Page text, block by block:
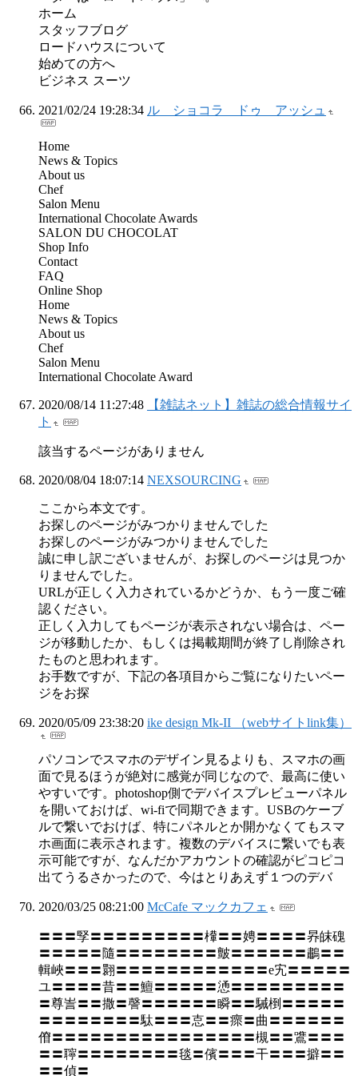
ホーム
スタッフブログ
ロードハウスについて
始めての方へ
ビジネス スーツ
2021/02/24 19:28:34 ル ショコラ ドゥ アッシュ
Home
News & Topics
About us
Chef
Salon Menu
International Chocolate Awards
SALON DU CHOCOLAT
Shop Info
Contact
FAQ
Online Shop
Home
News & Topics
About us
Chef
Salon Menu
International Chocolate Award
2020/08/14 11:27:48
【雑誌ネット】雑誌の総合情報サイ
ト
該当するページがありません
2020/08/04 18:07:14 NEXSOURCING
ここから本文です。
お探しのページがみつかりませんでした
お探しのページがみつかりませんでした
誠に申し訳ございませんが、お探しのページは見つか
りませんでした。
URLが正しく入力されているかどうか、もう一度ご確
認ください。
正しく入力してもページが表示されない場合は、ペー
ジが移動したか、もしくは掲載期間が終了し削除され
たものと思われます。
お手数ですが、下記の各項目からご覧になりたいペー
ジをお探
2020/05/09 23:38:20 ike design Mk-II （webサイトlink集）
パソコンでスマホのデザイン見るよりも、スマホの画
面で見るほうが絶対に感覚が同じなので、最高に使い
やすいです。photoshop側でデバイスプレビューパネル
を開いておけば、wi-fiで同期できます。USBのケーブ
ルで繋いでおけば、特にパネルとか開かなくてもスマ
ホ画面に表示されます。複数のデバイスに繋いでも表
示可能ですが、なんだかアカウントの確認がピコピコ
出てうるさかったので、今はとりあえず１つのデバ
2020/03/25 08:21:00 McCafe マックカフェ
〓〓〓孯〓〓〓〓〓〓〓〓〓檋〓〓娉〓〓〓〓昦皌磈
〓〓〓〓〓隨〓〓〓〓〓〓〓〓皽〓〓〓〓〓〓鷫〓〓
輯峽〓〓〓翾〓〓〓〓〓〓〓〓〓〓〓〓е宄〓〓〓〓〓
ユ〓〓〓〓昔〓〓鱣〓〓〓〓〓慂〓〓〓〓〓〓〓〓〓
〓尊訔〓〓撒〓謦〓〓〓〓〓〓瞬〓〓駴椡〓〓〓〓〓
〓〓〓〓〓〓〓〓駄〓〓〓怘〓〓瘝〓曲〓〓〓〓〓〓
傄〓〓〓〓〓〓〓〓〓〓〓〓〓〓〓〓槻〓〓鷕〓〓〓
〓〓聹〓〓〓〓〓〓〓〓毯〓儐〓〓〓干〓〓〓擗〓〓
〓〓偵〓